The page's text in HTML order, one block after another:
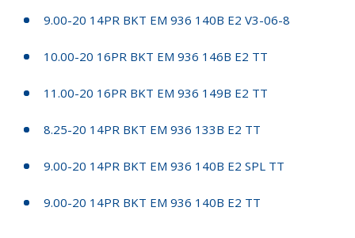
9.00-20 14PR BKT EM 936 140B E2 V3-06-8
10.00-20 16PR BKT EM 936 146B E2 TT
11.00-20 16PR BKT EM 936 149B E2 TT
8.25-20 14PR BKT EM 936 133B E2 TT
9.00-20 14PR BKT EM 936 140B E2 SPL TT
9.00-20 14PR BKT EM 936 140B E2 TT